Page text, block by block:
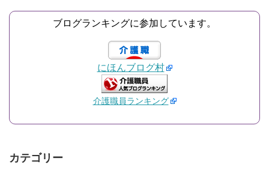
ブログランキングに参加しています。
にほんブログ村
介護職員ランキング
カテゴリー